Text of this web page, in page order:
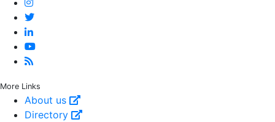
More Links
About us
Directory